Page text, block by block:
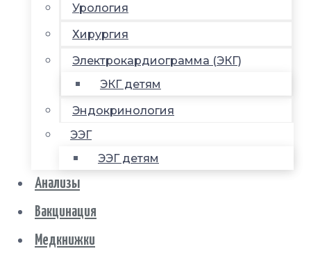
Урология
Хирургия
Электрокардиограмма (ЭКГ)
ЭКГ детям
Эндокринология
ЭЭГ
ЭЭГ детям
Анализы
Вакцинация
Медкнижки